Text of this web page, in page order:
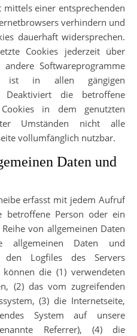
einer entsprechenden
verhindern und
dauerhaft widersprechen.
Cookies jederzeit über
Softwareprogramme
ist in allen gängigen
Deaktiviert die betroffene
in dem genutzten
Umständen nicht alle
vollumfänglich nutzbar.
Daten und
erfasst mit jedem Aufruf
betroffene Person oder ein
von allgemeinen Daten
allgemeinen Daten und
Logfiles des Servers
die (1) verwendeten
(2) das vom zugreifenden
(3) die Internetseite,
System auf unsere
Referrer), (4) die